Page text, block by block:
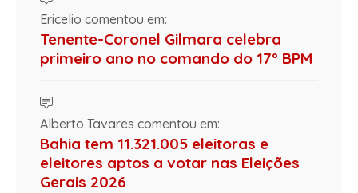
Ericelio comentou em:
Tenente-Coronel Gilmara celebra
primeiro ano no comando do 17º BPM
Alberto Tavares comentou em:
Bahia tem 11.321.005 eleitoras e
eleitores aptos a votar nas Eleições
Gerais 2026